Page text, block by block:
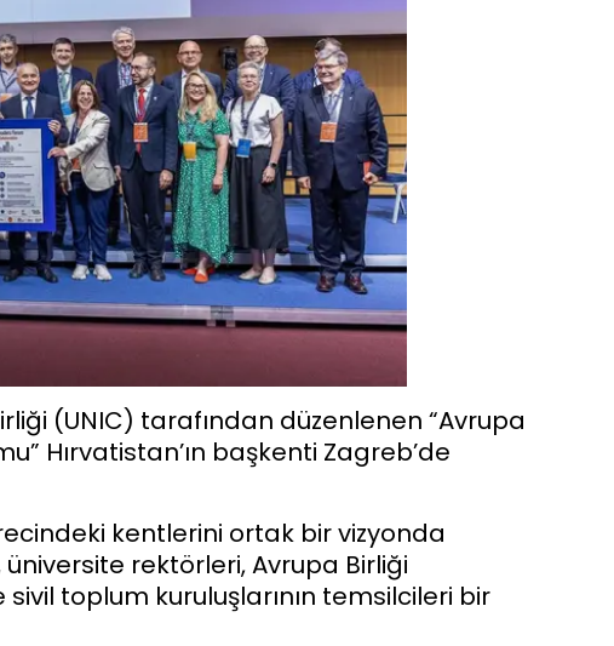
(UNIC) tarafından düzenlenen “Avrupa
Hırvatistan’ın başkenti Zagreb’de
kentlerini ortak bir vizyonda
rektörleri, Avrupa Birliği
toplum kuruluşlarının temsilcileri bir